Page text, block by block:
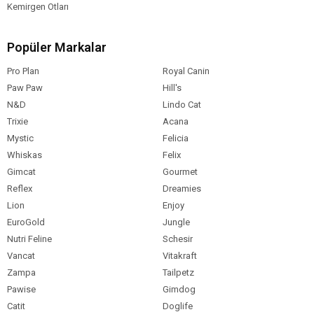
Kemirgen Otları
Popüler Markalar
Pro Plan
Royal Canin
Paw Paw
Hill's
N&D
Lindo Cat
Trixie
Acana
Mystic
Felicia
Whiskas
Felix
Gimcat
Gourmet
Reflex
Dreamies
Lion
Enjoy
EuroGold
Jungle
Nutri Feline
Schesir
Vancat
Vitakraft
Zampa
Tailpetz
Pawise
Gimdog
Catit
Doglife